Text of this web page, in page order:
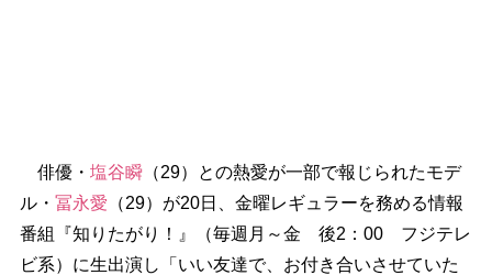
俳優・ 塩谷瞬（29）との熱愛が一部で報じられたモデ
ル・ 冨永愛 （29）が20日、金曜レギュラーを務める情報
番組『知りたがり！』（毎週月～金 後2：00 フジテレ
ビ系）に生出演し「いい友達で、お付き合いさせていた